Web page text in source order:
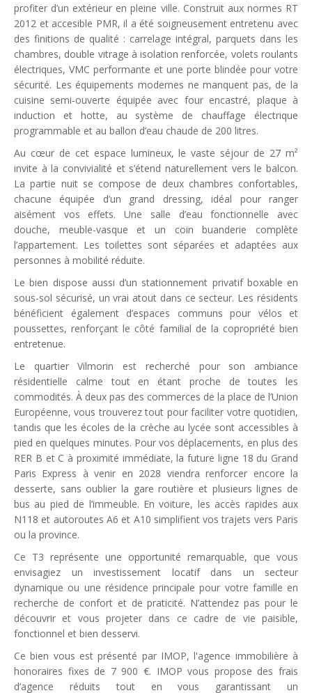
profiter d’un extérieur en pleine ville. Construit aux normes RT
2012 et accesible PMR, il a été soigneusement entretenu avec
des finitions de qualité : carrelage intégral, parquets dans les
chambres, double vitrage à isolation renforcée, volets roulants
électriques, VMC performante et une porte blindée pour votre
sécurité. Les équipements modernes ne manquent pas, de la
cuisine semi-ouverte équipée avec four encastré, plaque à
induction et hotte, au système de chauffage électrique
programmable et au ballon d’eau chaude de 200 litres.
Au cœur de cet espace lumineux, le vaste séjour de 27 m²
invite à la convivialité et s’étend naturellement vers le balcon.
La partie nuit se compose de deux chambres confortables,
chacune équipée d’un grand dressing, idéal pour ranger
aisément vos effets. Une salle d’eau fonctionnelle avec
douche, meuble-vasque et un coin buanderie complète
l’appartement. Les toilettes sont séparées et adaptées aux
personnes à mobilité réduite.
Le bien dispose aussi d’un stationnement privatif boxable en
sous-sol sécurisé, un vrai atout dans ce secteur. Les résidents
bénéficient également d’espaces communs pour vélos et
poussettes, renforçant le côté familial de la copropriété bien
entretenue.
Le quartier Vilmorin est recherché pour son ambiance
résidentielle calme tout en étant proche de toutes les
commodités. À deux pas des commerces de la place de l’Union
Européenne, vous trouverez tout pour faciliter votre quotidien,
tandis que les écoles de la crèche au lycée sont accessibles à
pied en quelques minutes. Pour vos déplacements, en plus des
RER B et C à proximité immédiate, la future ligne 18 du Grand
Paris Express à venir en 2028 viendra renforcer encore la
desserte, sans oublier la gare routière et plusieurs lignes de
bus au pied de l’immeuble. En voiture, les accès rapides aux
N118 et autoroutes A6 et A10 simplifient vos trajets vers Paris
ou la province.
Ce T3 représente une opportunité remarquable, que vous
envisagiez un investissement locatif dans un secteur
dynamique ou une résidence principale pour votre famille en
recherche de confort et de praticité. N’attendez pas pour le
découvrir et vous projeter dans ce cadre de vie paisible,
fonctionnel et bien desservi.
Ce bien vous est présenté par IMOP, l'agence immobilière à
honoraires fixes de 7 900 €. IMOP vous propose des frais
d’agence réduits tout en vous garantissant un